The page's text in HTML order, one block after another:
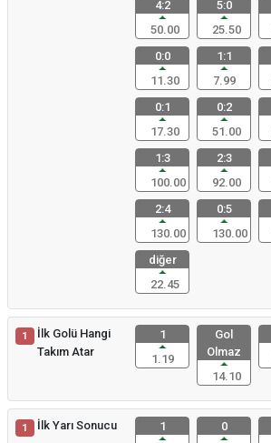
4:2
50.00
5:0
25.50
0:0
11.30
1:1
7.99
0:1
17.30
0:2
51.00
1:3
100.00
2:3
92.00
2:4
130.00
0:5
130.00
diğer
22.45
1
İlk Golü Hangi
Takım Atar
1
1.19
Gol
Olmaz
14.10
1 İlk Yarı Sonucu
1
0